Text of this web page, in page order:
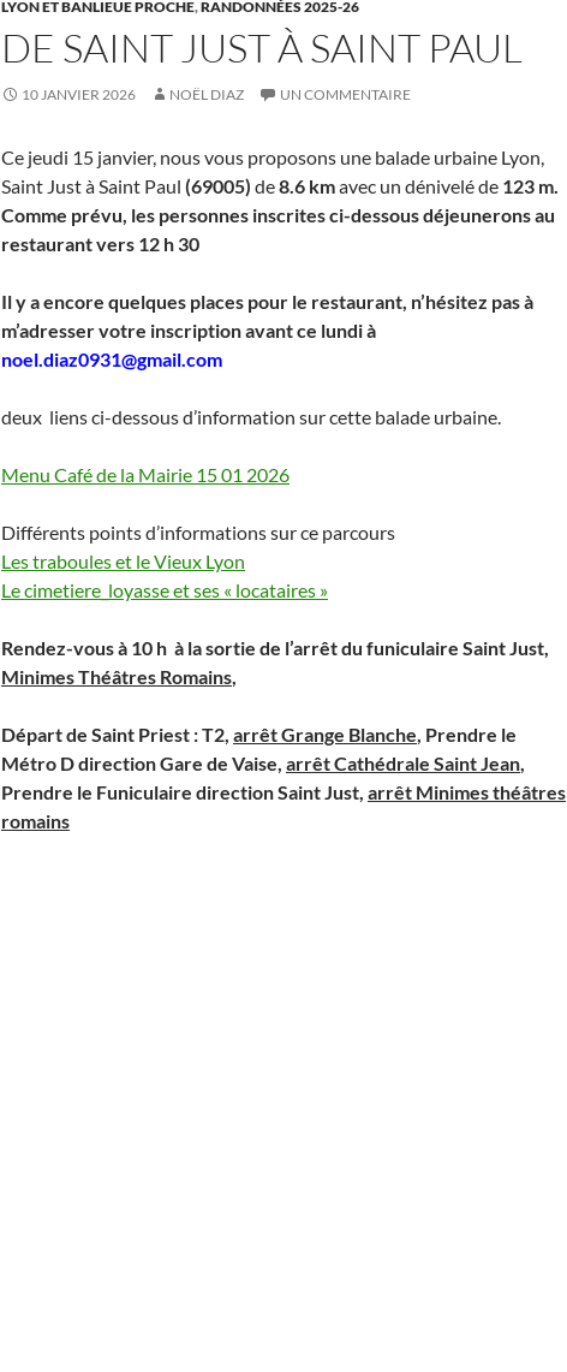
LYON ET BANLIEUE PROCHE,RANDONNÉES 2025-26
DE SAINT JUST À SAINT PAUL
10 JANVIER 2026 NOËL DIAZ UN COMMENTAIRE
Ce jeudi 15 janvier, nous vous proposons une balade urbaine Lyon,
Saint Just à Saint Paul (69005) de8.6 kmavec un dénivelé de 123 m.
Comme prévu, les personnes inscrites ci-dessous déjeunerons au
restaurant vers 12 h 30
Il y a encore quelques places pour le restaurant, n’hésitez pas à
m’adresser votre inscription avant ce lundi à
noel.diaz0931@gmail.com
deux liens ci-dessous d’information sur cette balade urbaine.
Menu Café de la Mairie 15 01 2026
Différents points d’informations sur ce parcours
Les traboules et le Vieux Lyon
Le cimetiere_loyasse et ses « locataires »
Rendez-vous à 10 h à la sortie de l’arrêt du funiculaire Saint Just,
Minimes Théâtres Romains,
Départ de Saint Priest : T2, arrêt Grange Blanche, Prendre le
Métro D direction Gare de Vaise, arrêt Cathédrale Saint Jean,
Prendre le Funiculaire direction Saint Just, arrêt Minimes théâtres
romains